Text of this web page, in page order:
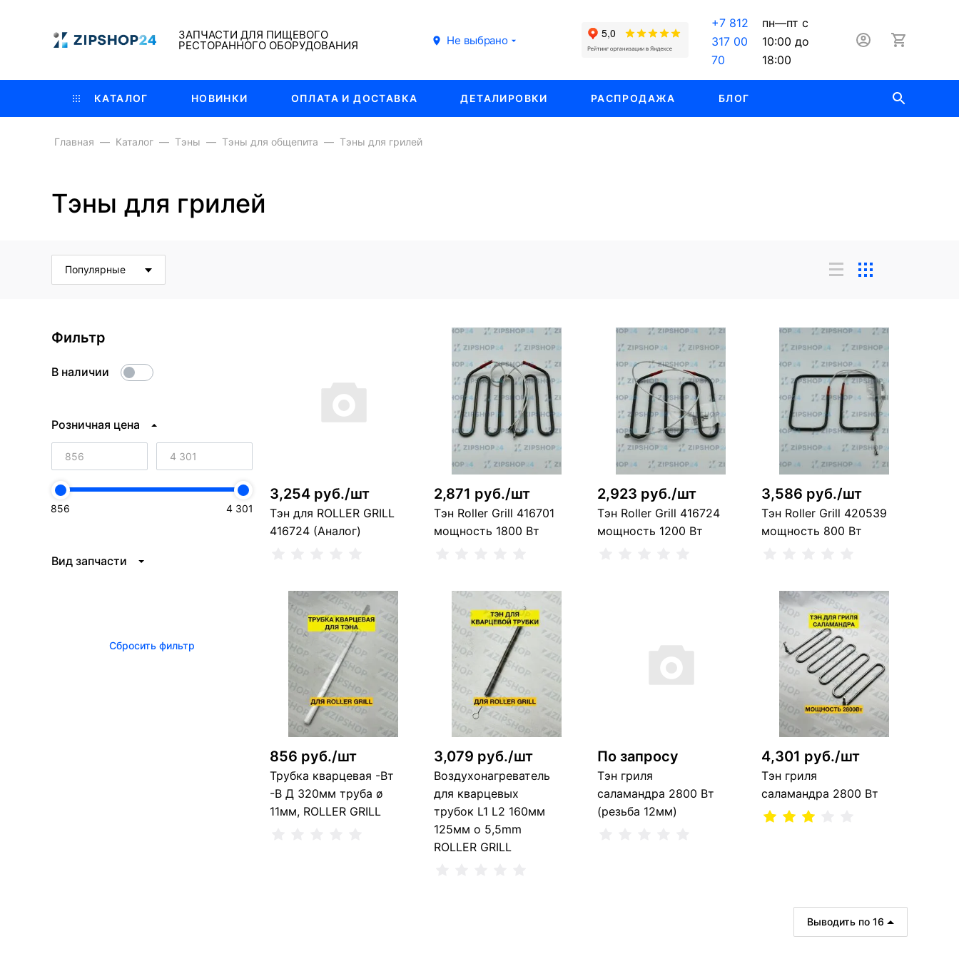
ЗАПЧАСТИ ДЛЯ ПИЩЕВОГО
РЕСТОРАННОГО ОБОРУДОВАНИЯ Не выбрано
+7 812
317 00
70
пн—пт с
10:00 до
18:00
КАТАЛОГ НОВИНКИ ОПЛАТА И ДОСТАВКА ДЕТАЛИРОВКИ РАСПРОДАЖА БЛОГ
Главная Каталог Тэны Тэны для общепита Тэны для грилей
Тэны для грилей
Популярные
3,254 руб./шт
Тэн для ROLLER GRILL
416724 (Аналог)
В корзину
4 шт
2,871 руб./шт
Тэн Roller Grill 416701
мощность 1800 Вт
В корзину
1 шт
2,923 руб./шт
Тэн Roller Grill 416724
мощность 1200 Вт
3,586 руб./шт
Тэн Roller Grill 420539
мощность 800 Вт
В корзину
856 руб./шт
Трубка кварцевая -Вт
-В Д 320мм труба ø
11мм, ROLLER GRILL
3,079 руб./шт
Воздухонагреватель
для кварцевых
трубок L1 L2 160мм
125мм o 5,5mm
ROLLER GRILL
По запросу
Тэн гриля
саламандра 2800 Вт
(резьба 12мм)
4,301 руб./шт
Тэн гриля
саламандра 2800 Вт
Выводить по 16
Фильтр
В наличии
Розничная цена
856 4 301
Вид запчасти
Сбросить фильтр